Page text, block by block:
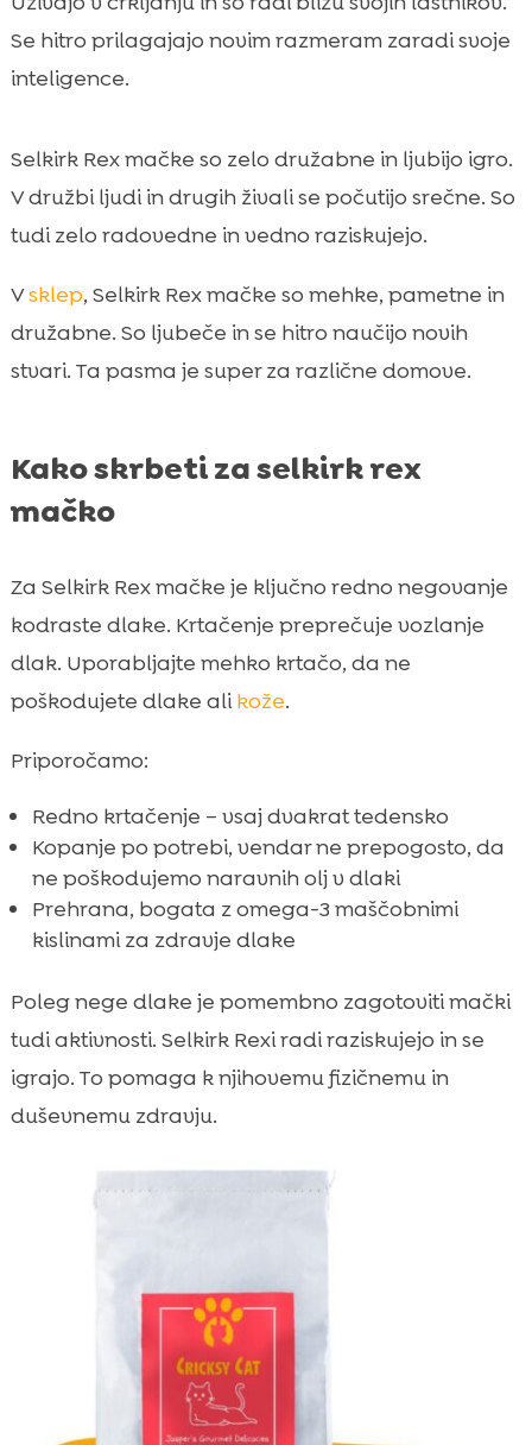
Se hitro prilagajajo novim razmeram zaradi svoje
inteligence.
Selkirk Rex mačke so zelo družabne in ljubijo igro.
V družbi ljudi in drugih živali se počutijo srečne. So
tudi zelo radovedne in vedno raziskujejo.
Vsklep, Selkirk Rex mačke so mehke, pametne in
družabne. So ljubeče in se hitro naučijo novih
stvari. Ta pasma je super za različne domove.
Kako skrbeti za selkirk rex
mačko
Za Selkirk Rex mačke je ključno redno negovanje
kodraste dlake. Krtačenje preprečuje vozlanje
dlak. Uporabljajte mehko krtačo, da ne
poškodujete dlake alikože.
Priporočamo:
Redno krtačenje – vsaj dvakrat tedensko
Kopanje po potrebi, vendar ne prepogosto, da
ne poškodujemo naravnih olj v dlaki
Prehrana, bogata z omega-3 maščobnimi
kislinami za zdravje dlake
Poleg nege dlake je pomembno zagotoviti mački
tudi aktivnosti. Selkirk Rexi radi raziskujejo in se
igrajo. To pomaga k njihovemu fizičnemu in
duševnemu zdravju.